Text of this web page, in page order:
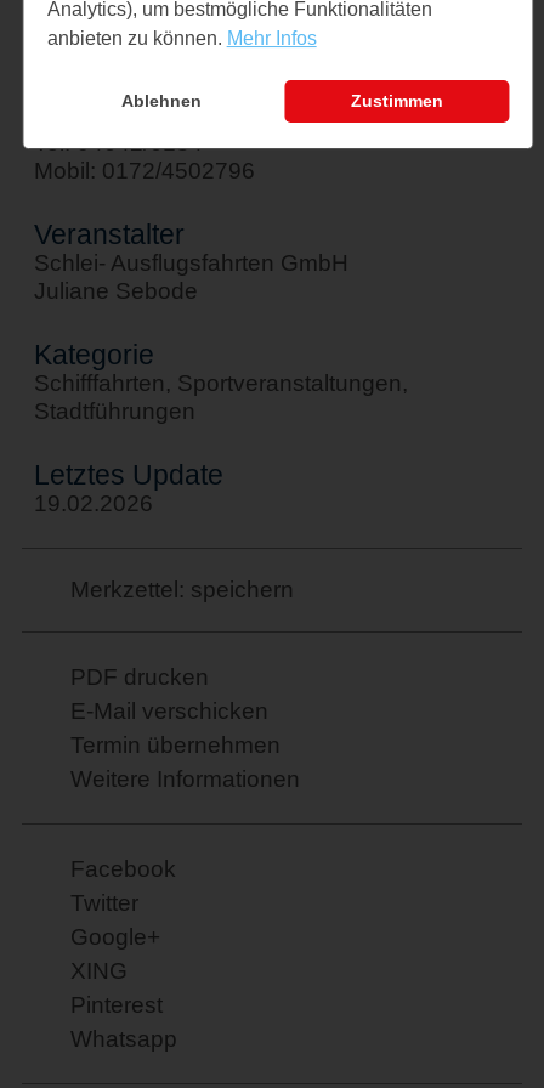
↪ Google Maps öffnen
sebode@schlei-ausflugsfahrten.de
Tel: 04642/6184
Mobil: 0172/4502796
Veranstalter
Schlei- Ausflugsfahrten GmbH
Juliane Sebode
Kategorie
Schifffahrten, Sportveranstaltungen,
Stadtführungen
Letztes Update
19.02.2026
Merkzettel: speichern
PDF drucken
E-Mail verschicken
Termin übernehmen
Weitere Informationen
Facebook
Twitter
Google+
XING
Pinterest
Whatsapp
Analytics), um bestmögliche Funktionalitäten
anbieten zu können. Mehr Infos
Ablehnen Zustimmen